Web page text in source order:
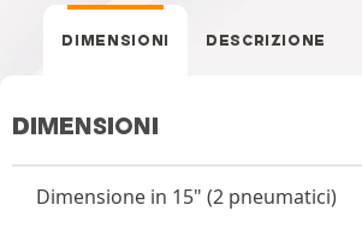
DIMENSIONI DESCRIZIONE
DIMENSIONI
Dimensione in 15" (2 pneumatici)